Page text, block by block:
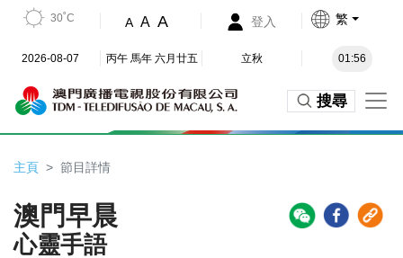
30˚C A A A 登入 繁
2026-08-07 丙午 馬年 六月廿五 立秋 01:56
搜尋
主頁 節目詳情
澳門早晨
心靈手語